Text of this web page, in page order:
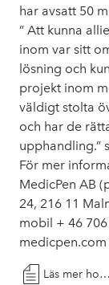
har avsatt 50
” Att kunna
inom var sitt
lösning och
projekt inom
väldigt stolta
och har de
upphandling.”
För mer
MedicPen AB
24, 216 11
mobil + 46
medicpen.com
Läs mer hos Cision